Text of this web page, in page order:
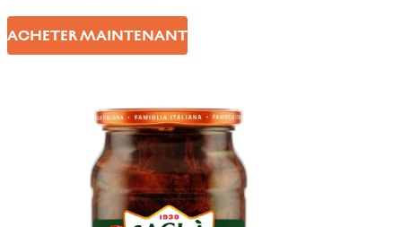
ACHETER MAINTENANT